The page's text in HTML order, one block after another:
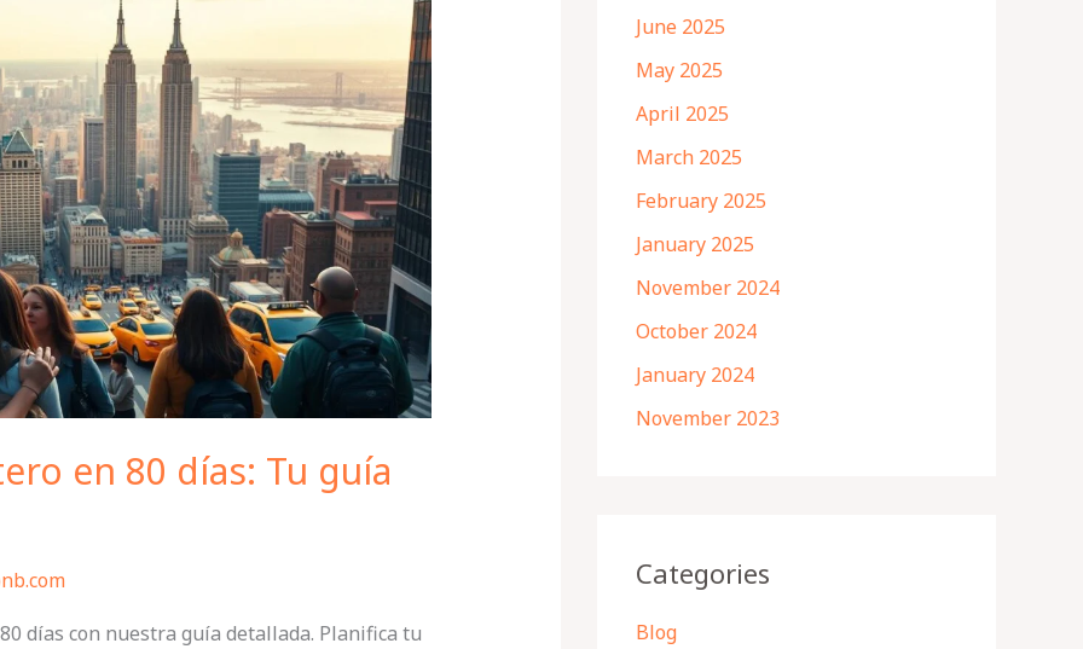
en 80 días: Tu guía
días con nuestra guía detallada. Planifica tu
June 2025
May 2025
April 2025
March 2025
February 2025
January 2025
November 2024
October 2024
January 2024
November 2023
Categories
Blog